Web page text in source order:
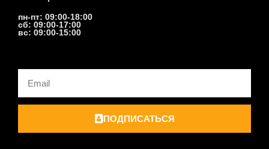
пн-пт: 09:00-18:00
сб: 09:00-17:00
вс: 09:00-15:00
Email
ПОДПИСАТЬСЯ